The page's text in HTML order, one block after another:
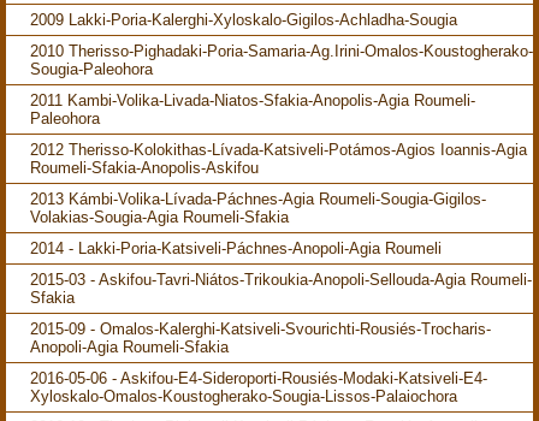
2009 Lakki-Poria-Kalerghi-Xyloskalo-Gigilos-Achladha-Sougia
2010 Therisso-Pighadaki-Poria-Samaria-Ag.Irini-Omalos-Koustogherako-
Sougia-Paleohora
2011 Kambi-Volika-Livada-Niatos-Sfakia-Anopolis-Agia Roumeli-
Paleohora
2012 Therisso-Kolokithas-Lívada-Katsiveli-Potámos-Agios Ioannis-Agia
Roumeli-Sfakia-Anopolis-Askifou
2013 Kámbi-Volika-Lívada-Páchnes-Agia Roumeli-Sougia-Gigilos-
Volakias-Sougia-Agia Roumeli-Sfakia
2014 - Lakki-Poria-Katsiveli-Páchnes-Anopoli-Agia Roumeli
2015-03 - Askifou-Tavri-Niátos-Trikoukia-Anopoli-Sellouda-Agia Roumeli-
Sfakia
2015-09 - Omalos-Kalerghi-Katsiveli-Svourichti-Rousiés-Trocharis-
Anopoli-Agia Roumeli-Sfakia
2016-05-06 - Askifou-E4-Sideroporti-Rousiés-Modaki-Katsiveli-E4-
Xyloskalo-Omalos-Koustogherako-Sougia-Lissos-Palaiochora